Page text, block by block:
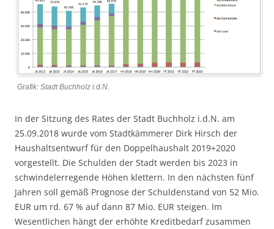
Grafik: Stadt Buchholz i.d.N.
In der Sitzung des Rates der Stadt Buchholz i.d.N. am
25.09.2018 wurde vom Stadtkämmerer Dirk Hirsch der
Haushaltsentwurf für den Doppelhaushalt 2019+2020
vorgestellt. Die Schulden der Stadt werden bis 2023 in
schwindelerregende Höhen klettern. In den nächsten fünf
Jahren soll gemäß Prognose der Schuldenstand von 52 Mio.
EUR um rd. 67 % auf dann 87 Mio. EUR steigen. Im
Wesentlichen hängt der erhöhte Kreditbedarf zusammen